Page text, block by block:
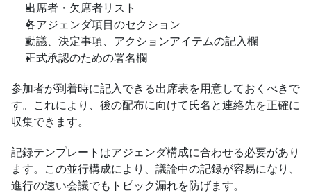
出席者・欠席者リスト
各アジェンダ項目のセクション
動議、決定事項、アクションアイテムの記入欄
正式承認のための署名欄
参加者が到着時に記入できる出席表を用意しておくべきで
す。これにより、後の配布に向けて氏名と連絡先を正確に
収集できます。
記録テンプレートはアジェンダ構成に合わせる必要があり
ます。この並行構成により、議論中の記録が容易になり、
進行の速い会議でもトピック漏れを防げます。